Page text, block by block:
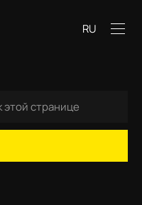
RU